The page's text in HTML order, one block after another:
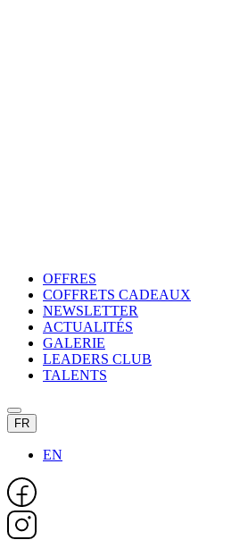
OFFRES
COFFRETS CADEAUX
NEWSLETTER
ACTUALITÉS
GALERIE
LEADERS CLUB
TALENTS
FR
EN